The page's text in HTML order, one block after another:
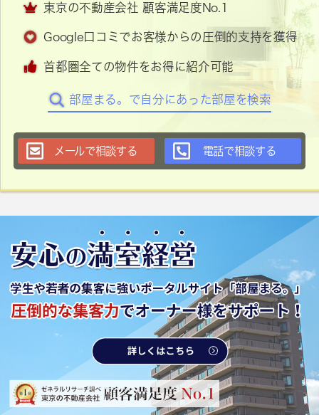
東京の不動産会社 顧客満足度No.1
Google口コミでお客様からの圧倒的支持を獲得
首都圏全ての物件をお得に紹介可能
部屋まる。で自分にあった部屋を検索
メールで相談する 電話で相談する